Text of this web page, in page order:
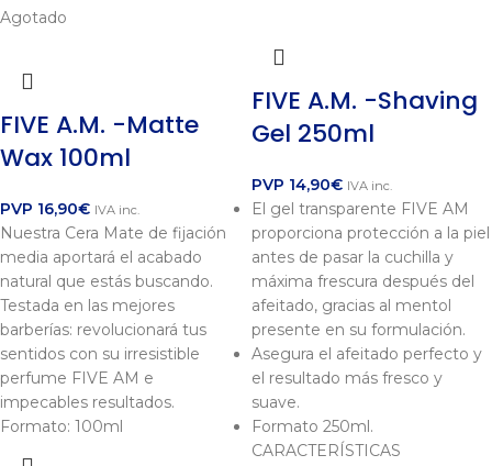
Agotado
FIVE A.M. -Matte
Wax 100ml
PVP 16,90€ IVA inc.
Nuestra Cera Mate de fijación
media aportará el acabado
natural que estás buscando.
Testada en las mejores
barberías: revolucionará tus
sentidos con su irresistible
perfume FIVE AM e
impecables resultados.
Formato: 100ml
FIVE A.M. -Shaving
Gel 250ml
PVP 14,90€ IVA inc.
El gel transparente FIVE AM
proporciona protección a la piel
antes de pasar la cuchilla y
máxima frescura después del
afeitado, gracias al mentol
presente en su formulación.
Asegura el afeitado perfecto y
el resultado más fresco y
suave.
Formato 250ml.
CARACTERÍSTICAS